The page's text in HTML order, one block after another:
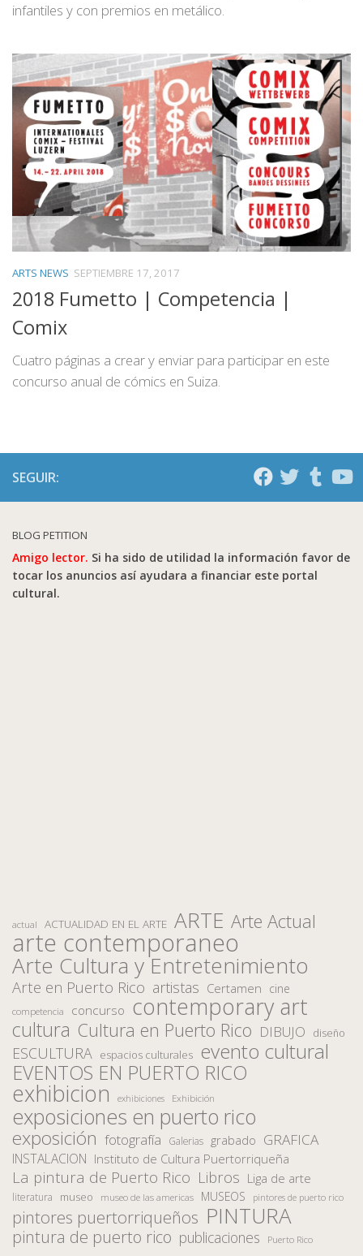
infantiles y con premios en metálico.
ARTS NEWS SEPTIEMBRE 17, 2017
2018 Fumetto | Competencia |
Comix
Cuatro páginas a crear y enviar para participar en este
concurso anual de cómics en Suiza.
SEGUIR:
BLOG PETITION
Amigo lector. Si ha sido de utilidad la información favor de
tocar los anuncios así ayudara a financiar este portal
cultural.
actual ACTUALIDAD EN EL ARTE ARTE Arte Actual
arte contemporaneo
Arte Cultura y Entretenimiento
Arte en Puerto Rico artistas Certamen cine
competencia concurso contemporary art
cultura Cultura en Puerto Rico DIBUJO diseño
ESCULTURA espacios culturales evento cultural
EVENTOS EN PUERTO RICO
exhibicion exhibiciones Exhibición
exposiciones en puerto rico
exposición fotografía Galerias grabado GRAFICA
INSTALACION Instituto de Cultura Puertorriqueña
La pintura de Puerto Rico Libros Liga de arte
literatura museo museo de las americas MUSEOS pintores de puerto rico
pintores puertorriqueños PINTURA
pintura de puerto rico publicaciones Puerto Rico